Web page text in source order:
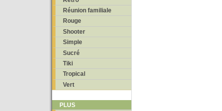
Réunion familiale
Rouge
Shooter
Simple
Sucré
Tiki
Tropical
Vert
PLUS